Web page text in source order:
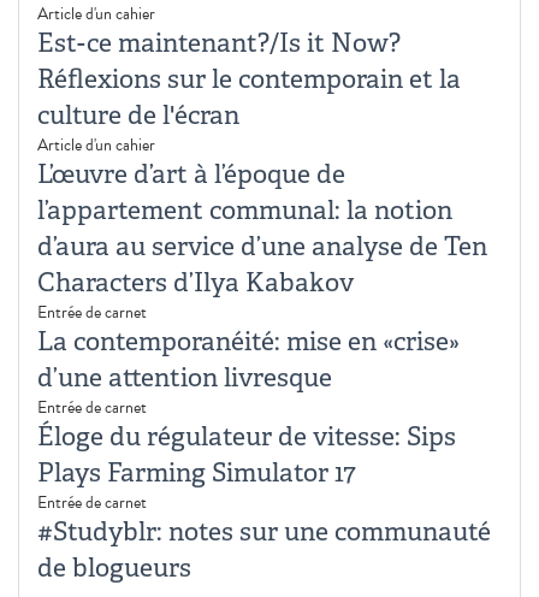
Article d'un cahier
Est-ce maintenant?/Is it Now?
Réflexions sur le contemporain et la
culture de l'écran
Article d'un cahier
L’œuvre d’art à l’époque de
l’appartement communal: la notion
d’aura au service d’une analyse de Ten
Characters d’Ilya Kabakov
Entrée de carnet
La contemporanéité: mise en «crise»
d’une attention livresque
Entrée de carnet
Éloge du régulateur de vitesse: Sips
Plays Farming Simulator 17
Entrée de carnet
#Studyblr: notes sur une communauté
de blogueurs